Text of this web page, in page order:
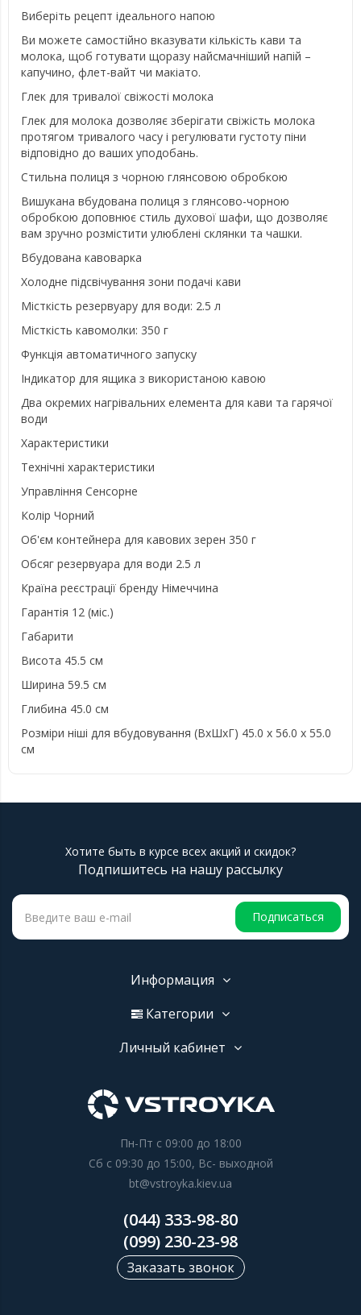
Виберіть рецепт ідеального напою
Ви можете самостійно вказувати кількість кави та
молока, щоб готувати щоразу найсмачніший напій –
капучино, флет-вайт чи макіато.
Глек для тривалої свіжості молока
Глек для молока дозволяє зберігати свіжість молока
протягом тривалого часу і регулювати густоту піни
відповідно до ваших уподобань.
Стильна полиця з чорною глянсовою обробкою
Вишукана вбудована полиця з глянсово-чорною
обробкою доповнює стиль духової шафи, що дозволяє
вам зручно розмістити улюблені склянки та чашки.
Вбудована кавоварка
Холодне підсвічування зони подачі кави
Місткість резервуару для води: 2.5 л
Місткість кавомолки: 350 г
Функція автоматичного запуску
Індикатор для ящика з використаною кавою
Два окремих нагрівальних елемента для кави та гарячої
води
Характеристики
Технічні характеристики
Управління Сенсорне
Колір Чорний
Об'єм контейнера для кавових зерен 350 г
Обсяг резервуара для води 2.5 л
Країна реєстрації бренду Німеччина
Гарантія 12 (міс.)
Габарити
Висота 45.5 см
Ширина 59.5 см
Глибина 45.0 см
Розміри ніші для вбудовування (ВхШхГ) 45.0 х 56.0 х 55.0
см
Хотите быть в курсе всех акций и скидок?
Подпишитесь на нашу рассылку
Подписаться
Информация
Категории
Личный кабинет
Пн-Пт с 09:00 до 18:00
Сб с 09:30 до 15:00, Вс- выходной
bt@vstroyka.kiev.ua
(044) 333-98-80
(099) 230-23-98
Заказать звонок